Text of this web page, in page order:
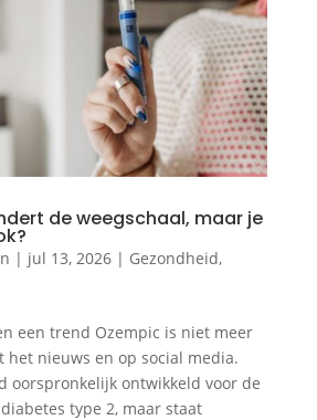
de weegschaal, maar je
| jul 13, 2026| Gezondheid,
een trend Ozempic is niet meer
het nieuws en op social media.
oorspronkelijk ontwikkeld voor de
type 2, maar staat